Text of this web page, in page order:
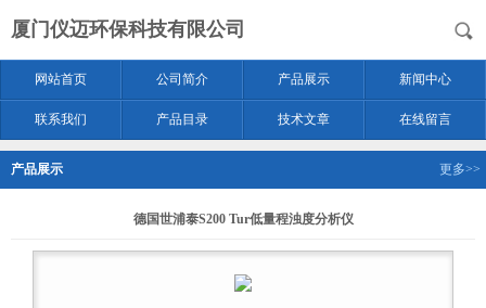
厦门仪迈环保科技有限公司
网站首页 公司简介 产品展示 新闻中心
联系我们 产品目录 技术文章 在线留言
产品展示 更多>>
德国世浦泰S200 Tur低量程浊度分析仪